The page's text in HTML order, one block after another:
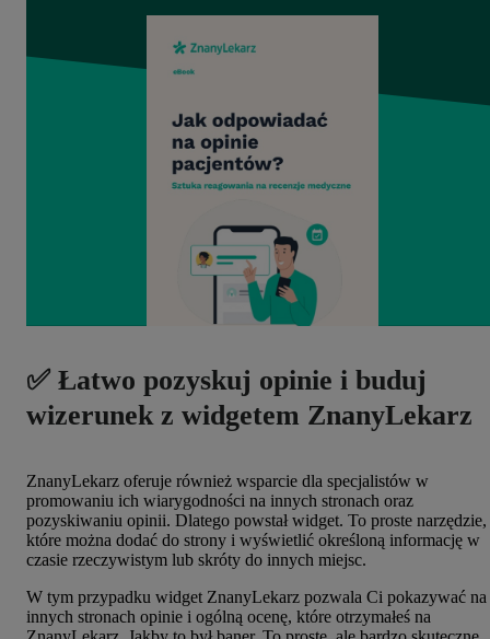
✅ Łatwo pozyskuj opinie i buduj
wizerunek z widgetem ZnanyLekarz
ZnanyLekarz oferuje również wsparcie dla specjalistów w
promowaniu ich wiarygodności na innych stronach oraz
pozyskiwaniu opinii. Dlatego powstał widget. To proste narzędzie,
które można dodać do strony i wyświetlić określoną informację w
czasie rzeczywistym lub skróty do innych miejsc.
W tym przypadku widget ZnanyLekarz pozwala Ci pokazywać na
innych stronach opinie i ogólną ocenę, które otrzymałeś na